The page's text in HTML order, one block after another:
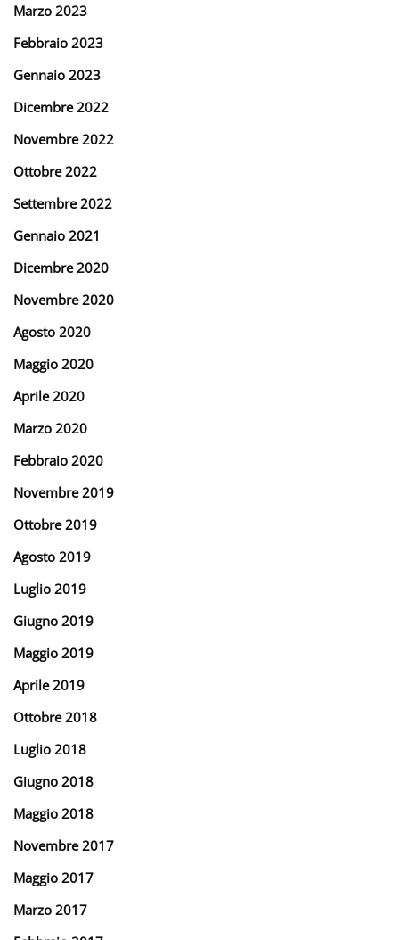
Marzo 2023
Febbraio 2023
Gennaio 2023
Dicembre 2022
Novembre 2022
Ottobre 2022
Settembre 2022
Gennaio 2021
Dicembre 2020
Novembre 2020
Agosto 2020
Maggio 2020
Aprile 2020
Marzo 2020
Febbraio 2020
Novembre 2019
Ottobre 2019
Agosto 2019
Luglio 2019
Giugno 2019
Maggio 2019
Aprile 2019
Ottobre 2018
Luglio 2018
Giugno 2018
Maggio 2018
Novembre 2017
Maggio 2017
Marzo 2017